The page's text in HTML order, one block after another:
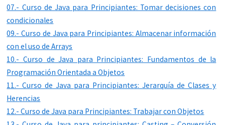
07.- Curso de Java para Principiantes: Tomar decisiones con
condicionales
09.- Curso de Java para Principiantes: Almacenar información
con el uso de Arrays
10.- Curso de Java para Principiantes: Fundamentos de la
Programación Orientada a Objetos
11.- Curso de Java para Principiantes: Jerarquía de Clases y
Herencias
12.- Curso de Java para Principiantes: Trabajar con Objetos